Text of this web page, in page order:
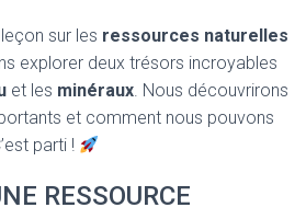
N
sur les ressources naturelles
explorer deux trésors incroyables
et les minéraux. Nous découvrirons
et comment nous pouvons
parti !
RESSOURCE